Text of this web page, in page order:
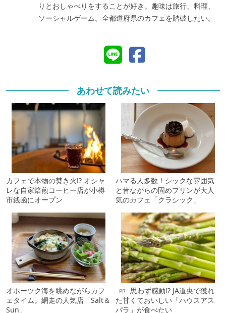
りとおしゃべりをすることが好き。趣味は旅行、料理、
ソーシャルゲーム。全都道府県のカフェを踏破したい。
あわせて読みたい
カフェで本物の焚き火!? オシャ
レな自家焙煎コーヒー店が小樽
市銭函にオープン
ハマる人多数！シックな雰囲気
と昔ながらの固めプリンが大人
気のカフェ「クラシック」
オホーツク海を眺めながらカフ
ェタイム。網走の人気店「Salt＆
Sun」
PR
思わず感動!? JA道央で獲れ
た甘くておいしい「ハウスアス
パラ」が食べたい